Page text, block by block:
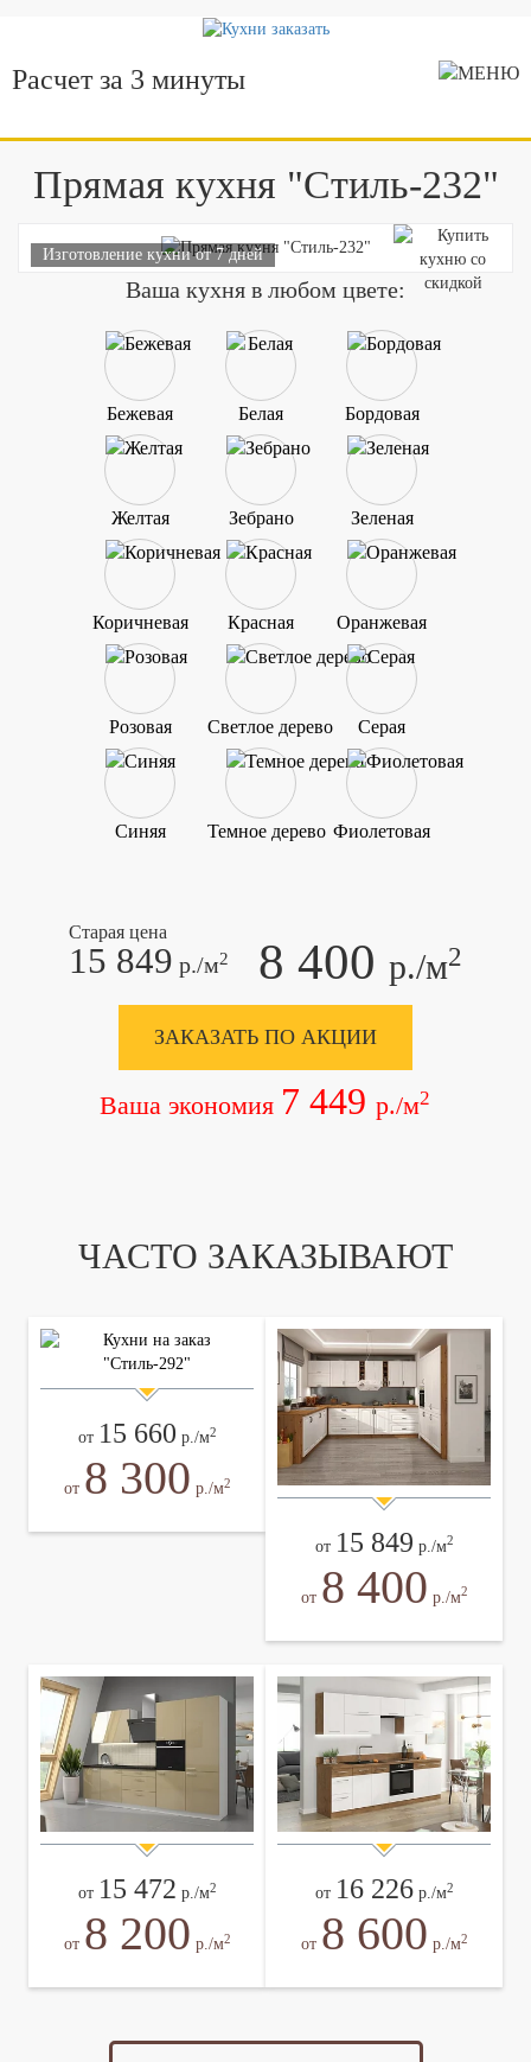
Расчет за 3 минуты
Прямая кухня "Стиль-232"
Изготовление кухни от 7 дней
Ваша кухня в любом цвете:
Бежевая Белая Бордовая
Желтая Зебрано Зеленая
Коричневая Красная Оранжевая
Розовая Светлое дерево Серая
Синяя Темное дерево Фиолетовая
Старая цена
15 849 р./м2 8 400 р./м2
ЗАКАЗАТЬ ПО АКЦИИ
Ваша экономия 7 449р./м2
ЧАСТО ЗАКАЗЫВАЮТ
от 15 660 р./м2
от 8 300 р./м2
от 15 849 р./м2
от 8 400 р./м2
от 15 472 р./м2
от 8 200 р./м2
от 16 226р./м2
от 8 600 р./м2